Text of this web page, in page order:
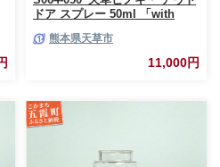
ドア スプレー 50ml 「with
熊本県天草市
11,000円